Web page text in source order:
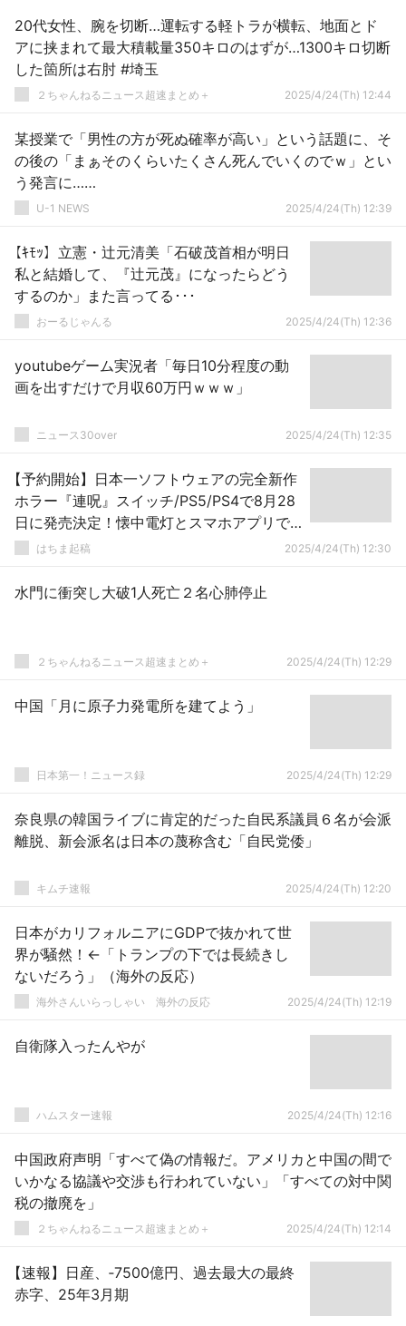
20代女性、腕を切断…運転する軽トラが横転、地面とド
アに挟まれて最大積載量350キロのはずが…1300キロ切断
した箇所は右肘 #埼玉
２ちゃんねるニュース超速まとめ＋ 2025/4/24(Th) 12:44
某授業で「男性の方が死ぬ確率が高い」という話題に、そ
の後の「まぁそのくらいたくさん死んでいくのでｗ」とい
う発言に……
U-1 NEWS 2025/4/24(Th) 12:39
【ｷﾓｯ】立憲・辻元清美「石破茂首相が明日
私と結婚して、『辻元茂』になったらどう
するのか」また言ってる･･･
おーるじゃんる 2025/4/24(Th) 12:36
youtubeゲーム実況者「毎日10分程度の動
画を出すだけで月収60万円ｗｗｗ」
ニュース30over 2025/4/24(Th) 12:35
【予約開始】日本一ソフトウェアの完全新作
ホラー『連呪』スイッチ/PS5/PS4で8月28
日に発売決定！懐中電灯とスマホアプリで
心霊スポットめぐり
はちま起稿 2025/4/24(Th) 12:30
水門に衝突し大破1人死亡２名心肺停止
２ちゃんねるニュース超速まとめ＋ 2025/4/24(Th) 12:29
中国「月に原子力発電所を建てよう」
日本第一！ニュース録 2025/4/24(Th) 12:29
奈良県の韓国ライブに肯定的だった自民系議員６名が会派
離脱、新会派名は日本の蔑称含む「自民党倭」
キムチ速報 2025/4/24(Th) 12:20
日本がカリフォルニアにGDPで抜かれて世
界が騒然！←「トランプの下では長続きし
ないだろう」（海外の反応）
海外さんいらっしゃい 海外の反応 2025/4/24(Th) 12:19
自衛隊入ったんやが
ハムスター速報 2025/4/24(Th) 12:16
中国政府声明「すべて偽の情報だ。アメリカと中国の間で
いかなる協議や交渉も行われていない」「すべての対中関
税の撤廃を」
２ちゃんねるニュース超速まとめ＋ 2025/4/24(Th) 12:14
【速報】日産、‐7500億円、過去最大の最終
赤字、25年3月期